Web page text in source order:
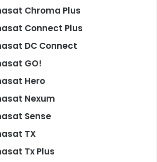
Chroma Plus
Connect Plus
DC Connect
GO!
Hero
Nexum
Sense
TX
Tx Plus